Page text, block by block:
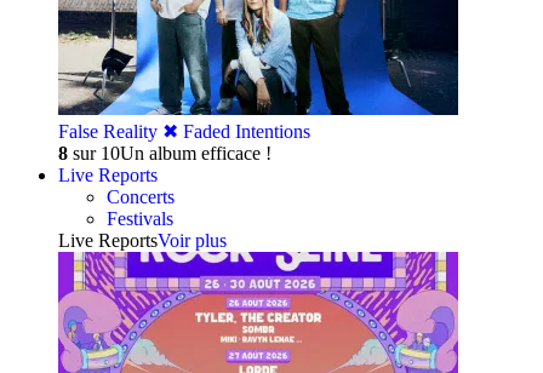
False Reality ✖︎ Faded Intentions
8 sur 10Un album efficace !
Live Reports
Concerts
Festivals
Live ReportsVoir plus